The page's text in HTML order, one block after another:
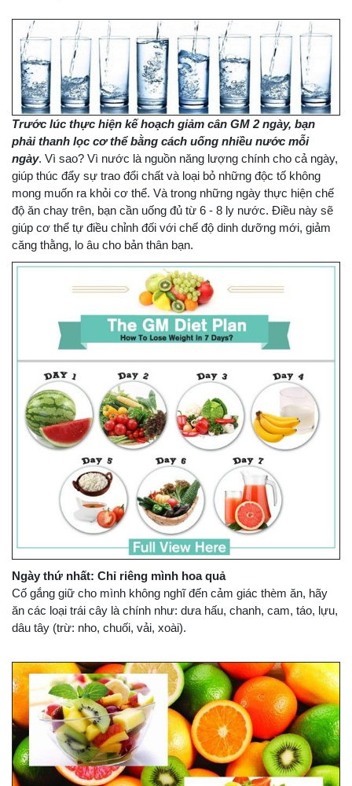
Trước lúc thực hiện kế hoạch giảm cân GM 2 ngày, bạn
phải thanh lọc cơ thể bằng cách uống nhiều nước mỗi
ngày. Vì sao? Vì nước là nguồn năng lượng chính cho cả ngày,
giúp thúc đẩy sự trao đổi chất và loại bỏ những độc tố không
mong muốn ra khỏi cơ thể. Và trong những ngày thực hiện chế
độ ăn chay trên, bạn cần uống đủ từ 6 - 8 ly nước. Điều này sẽ
giúp cơ thể tự điều chỉnh đối với chế độ dinh dưỡng mới, giảm
căng thằng, lo âu cho bản thân bạn.
Ngày thứ nhất: Chỉ riêng mình hoa quả
Cố gắng giữ cho mình không nghĩ đến cảm giác thèm ăn, hãy
ăn các loại trái cây là chính như: dưa hấu, chanh, cam, táo, lựu,
dâu tây (trừ: nho, chuối, vải, xoài).